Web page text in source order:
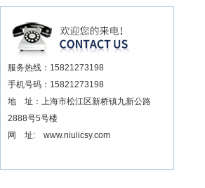
安装电动扳手厂家
服务热线：15821273198
手机号码：15821273198
地 址：上海市松江区新桥镇九新公路
2888号5号楼
网 址: www.niulicsy.com